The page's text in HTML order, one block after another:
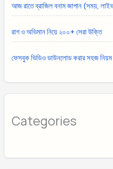
আজ রাতে ব্রাজিল বনাম জাপান (সময়,
রাগ ও অভিমান নিয়ে ২০০+ সেরা উক্তি
ফেসবুক ভিডিও ডাউনলোড করার সহজ
Categories